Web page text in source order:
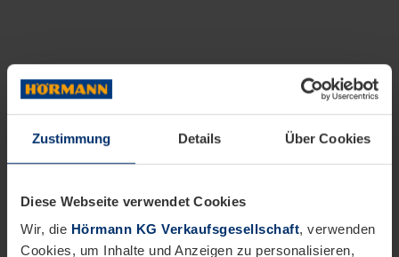
Zustimmung Details Über Cookies
Diese Webseite verwendet Cookies
Wir, die Hörmann KG Verkaufsgesellschaft, verwenden
Cookies, um Inhalte und Anzeigen zu personalisieren,